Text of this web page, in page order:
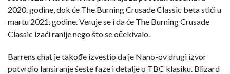
2020. godine, dok će The Burning Crusade Classic beta stići u
martu 2021. godine. Veruje se i da će The Burning Crusade
Classic izaći ranije nego što se očekivalo.
Barrens chat je takođe izvestio da je Nano-ov drugi izvor
potvrdio lansiranje šeste faze i detalje o TBC klasiku. Blizard